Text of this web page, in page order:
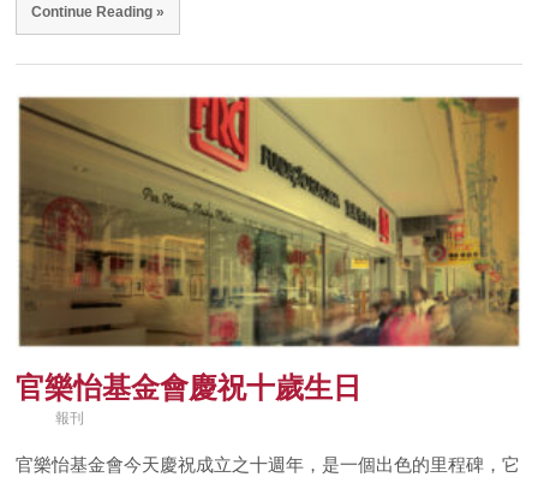
Continue Reading »
官樂怡基金會慶祝十歲生日
報刊
官樂怡基金會今天慶祝成立之十週年，是一個出色的里程碑，它